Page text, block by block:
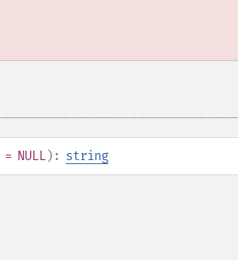
= NULL): string